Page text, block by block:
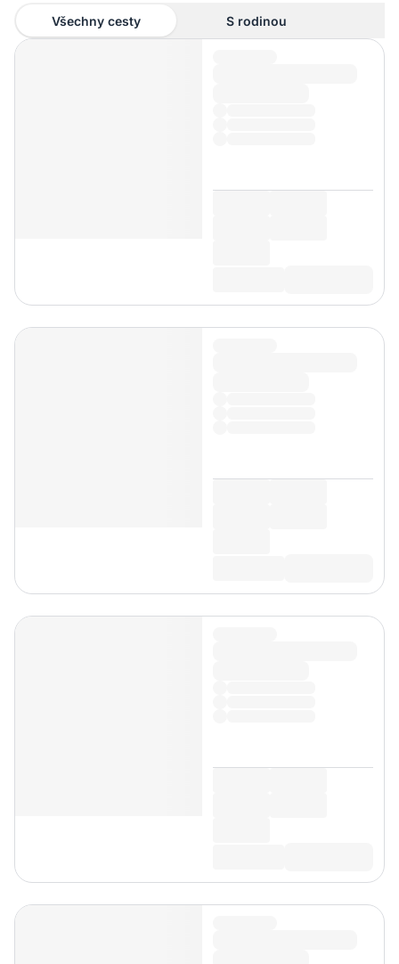
Všechny cesty S rodinou